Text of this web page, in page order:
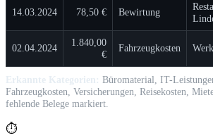
14.03.2024 78,50 € Bewirtung
02.04.2024
1.840,00
€
Fahrzeugkosten
Erkannte Kategorien: Büromaterial, IT-
Fahrzeugkosten, Versicherungen, Reisekosten,
fehlende Belege markiert.
⏱️